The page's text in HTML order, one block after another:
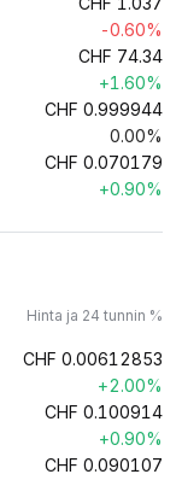
-0.60%
CHF 74.34
+1.60%
CHF 0.999944
0.00%
CHF 0.070179
+0.90%
Hinta ja 24 tunnin %
CHF 0.00612853
+2.00%
CHF 0.100914
+0.90%
CHF 0.090107